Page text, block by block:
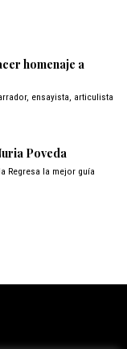
homenaje a
ensayista, articulista
Poveda
Regresa la mejor guía